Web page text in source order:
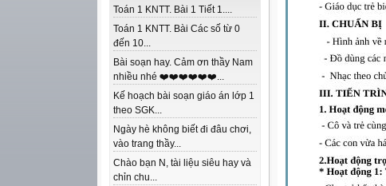
Toán 1 KNTT. Bài 1 Tiết 1....
Toán 1 KNTT. Bài Các số từ 0
đến 10...
Bài soạn hay. Cảm ơn thầy Nam
nhiều nhé ❤️❤️❤️❤️❤️❤️...
Kế hoạch bài soạn giáo án lớp 1
theo SGK...
Ngày hè không biết đi đâu chơi,
vào trang thầy...
Chào bạn N, tài liệu siêu hay và
chỉn chu...